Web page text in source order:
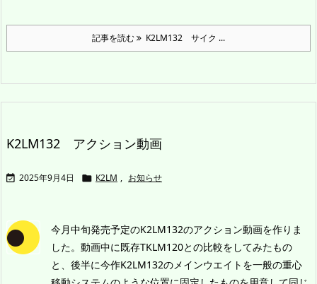
記事を読む K2LM132 サイク ...
K2LM132 アクション動画
 2025年9月4日  K2LM , お知らせ
今月中旬発売予定のK2LM132のアクション動画を作りま
した。 動画中に既存TKLM120との比較をしてみたもの
と、後半に今作K2LM132のメインウエイトを一般の重心